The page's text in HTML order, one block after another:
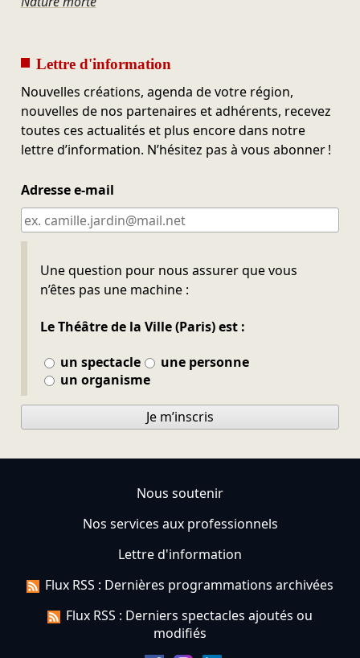
Lettre d'information
Nouvelles créations, agenda de votre région,
nouvelles de nos partenaires et adhérents, recevez
toutes ces actualités et plus encore dans notre
lettre d’information. N’hésitez pas à vous abonner !
Adresse e-mail
Une question pour nous assurer que vous
n’êtes pas une machine :
Le Théâtre de la Ville (Paris) est :
un spectacle
une personne
un organisme
Ne pas remplir
Je m’inscris
Nous soutenir
Nos services aux professionnels
Lettre d'information
Flux RSS : Dernières programmations archivées
Flux RSS : Derniers spectacles ajoutés ou
modifiés